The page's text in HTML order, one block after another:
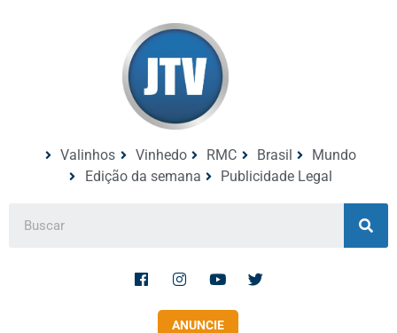
Valinhos Vinhedo RMC Brasil
Mundo
Edição da semana
Publicidade Legal
ANUNCIE